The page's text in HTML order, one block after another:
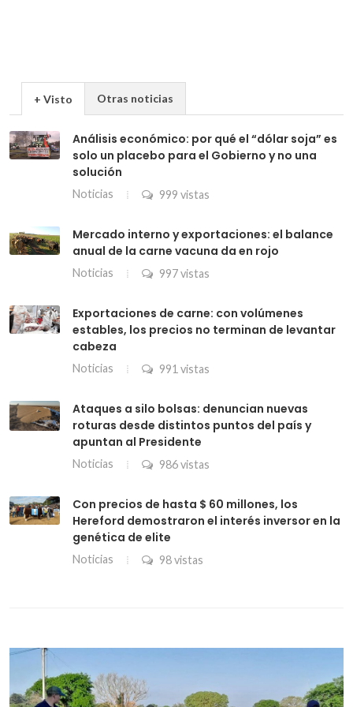
+ Visto Otras noticias
Análisis económico: por qué el “dólar soja” es
solo un placebo para el Gobierno y no una
solución
Noticias 999 vistas
Mercado interno y exportaciones: el balance
anual de la carne vacuna da en rojo
Noticias 997 vistas
Exportaciones de carne: con volúmenes
estables, los precios no terminan de levantar
cabeza
Noticias 991 vistas
Ataques a silo bolsas: denuncian nuevas
roturas desde distintos puntos del país y
apuntan al Presidente
Noticias 986 vistas
Con precios de hasta $ 60 millones, los
Hereford demostraron el interés inversor en la
genética de elite
Noticias 98 vistas